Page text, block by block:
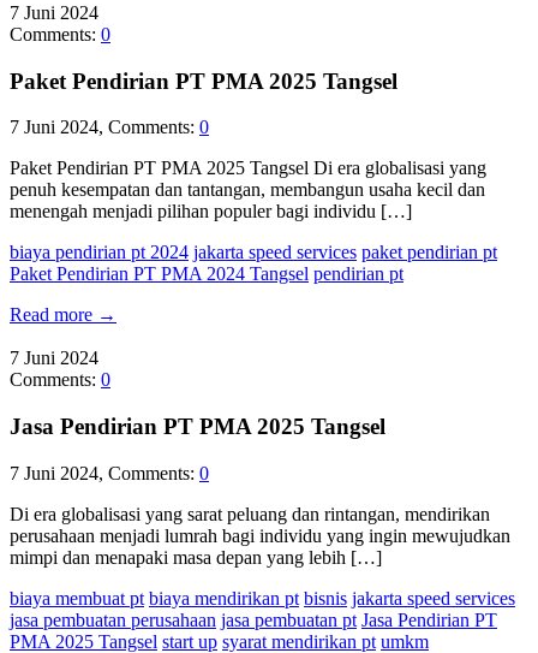
7 Juni 2024
Comments: 0
Paket Pendirian PT PMA 2025 Tangsel
7 Juni 2024, Comments: 0
Paket Pendirian PT PMA 2025 Tangsel Di era globalisasi yang
penuh kesempatan dan tantangan, membangun usaha kecil dan
menengah menjadi pilihan populer bagi individu […]
biaya pendirian pt 2024 jakarta speed services paket pendirian pt
Paket Pendirian PT PMA 2024 Tangsel pendirian pt
Read more →
7 Juni 2024
Comments: 0
Jasa Pendirian PT PMA 2025 Tangsel
7 Juni 2024, Comments: 0
Di era globalisasi yang sarat peluang dan rintangan, mendirikan
perusahaan menjadi lumrah bagi individu yang ingin mewujudkan
mimpi dan menapaki masa depan yang lebih […]
biaya membuat pt biaya mendirikan pt bisnis jakarta speed services
jasa pembuatan perusahaan jasa pembuatan pt Jasa Pendirian PT
PMA 2025 Tangsel start up syarat mendirikan pt umkm